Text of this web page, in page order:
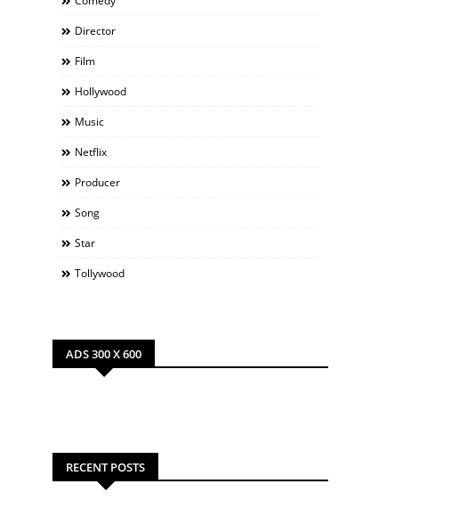
Director
Film
Hollywood
Music
Netflix
Producer
Song
Star
Tollywood
ADS 300 X 600
RECENT POSTS